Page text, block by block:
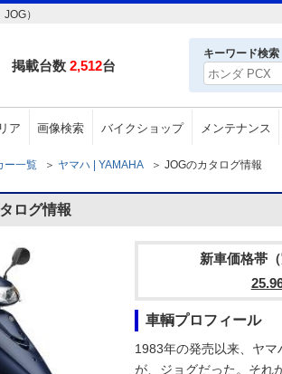
）
掲載台数 2,512台
キーワード検索
ア 画像検索 バイクショップ メンテナンス
ー一覧 ＞ ヤマハ | YAMAHA ＞ JOGのカタログ情報
ログ情報
新車価格帯（
車輌プロフィール
1983年の発売以来、ヤ
が、ジョグだった。それ